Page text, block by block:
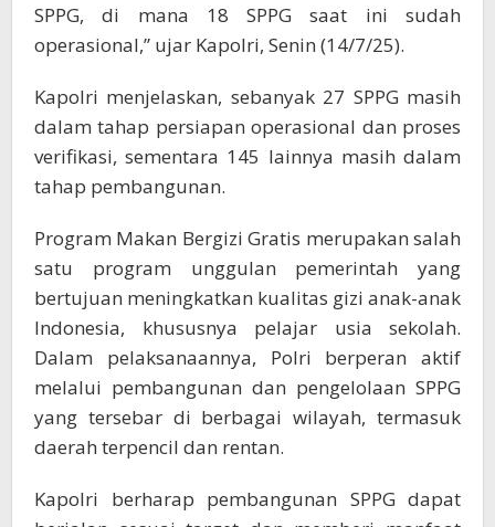
SPPG, di mana 18 SPPG saat ini sudah
operasional,” ujar Kapolri, Senin (14/7/25).
Kapolri menjelaskan, sebanyak 27 SPPG masih
dalam tahap persiapan operasional dan proses
verifikasi, sementara 145 lainnya masih dalam
tahap pembangunan.
Program Makan Bergizi Gratis merupakan salah
satu program unggulan pemerintah yang
bertujuan meningkatkan kualitas gizi anak-anak
Indonesia, khususnya pelajar usia sekolah.
Dalam pelaksanaannya, Polri berperan aktif
melalui pembangunan dan pengelolaan SPPG
yang tersebar di berbagai wilayah, termasuk
daerah terpencil dan rentan.
Kapolri berharap pembangunan SPPG dapat